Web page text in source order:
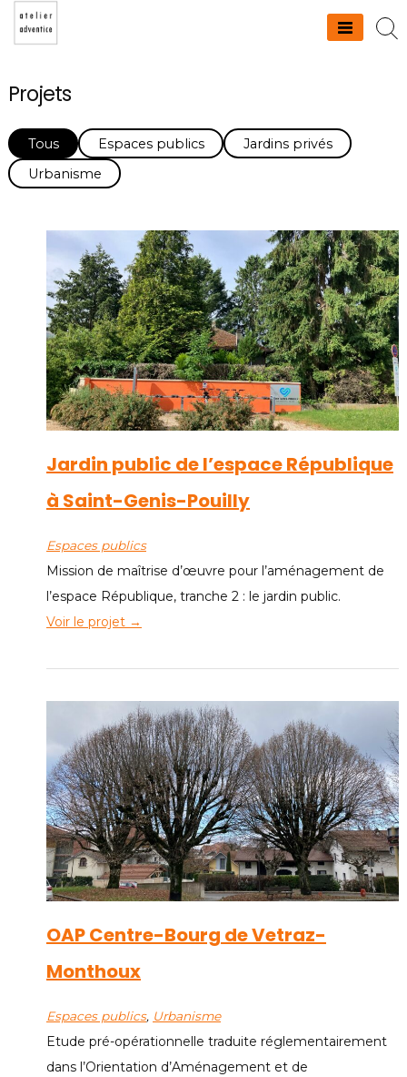
Skip
Projets
Tous Espaces publics
Jardins privés
Urbanisme
Jardin public de l’espace République
à Saint-Genis-Pouilly
Espaces publics
Mission de maîtrise d’œuvre pour l’aménagement de
l’espace République, tranche 2 : le jardin public.
Voir le projet →
OAP Centre-Bourg de Vetraz-
Monthoux
Espaces publics, Urbanisme
Etude pré-opérationnelle traduite réglementairement
dans l’Orientation d’Aménagement et de